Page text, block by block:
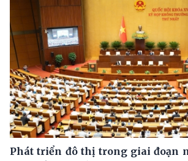
Phát triển đô thị trong giai đoạn